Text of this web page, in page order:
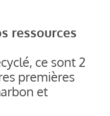
ressources
ce sont 2
premières
et